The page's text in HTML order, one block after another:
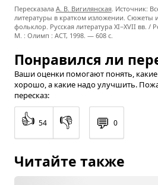
Пересказала А. В. Вигилянская. Источник:
литературы в кратком изложении. Сюжеты
фольклор. Русская литература XI−XVII вв. /
М. : Олимп : ACT, 1998. — 608 с.
Понравился ли
Ваши оценки помогают понять,
хорошо, а какие надо улучшить.
пересказ:
👍 54 👎 💬 0
Читайте также